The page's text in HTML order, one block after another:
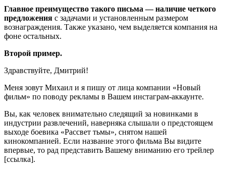
Главное преимущество такого письма — наличие четкого
предложения с задачами и установленным размером
вознаграждения. Также указано, чем выделяется компания на
фоне остальных.
Второй пример.
Здравствуйте, Дмитрий!
Меня зовут Михаил и я пишу от лица компании «Новый
фильм» по поводу рекламы в Вашем инстаграм-аккаунте.
Вы, как человек внимательно следящий за новинками в
индустрии развлечений, наверняка слышали о предстоящем
выходе боевика «Рассвет тьмы», снятом нашей
кинокомпанией. Если название этого фильма Вы видите
впервые, то рад представить Вашему вниманию его трейлер
[ссылка].